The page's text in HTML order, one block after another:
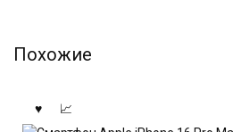
Похожие